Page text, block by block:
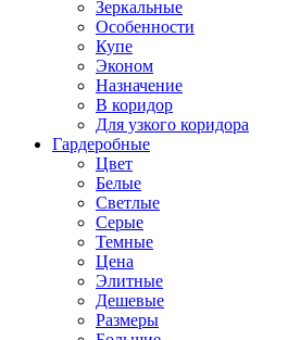
Зеркальные
Особенности
Купе
Эконом
Назначение
В коридор
Для узкого коридора
Гардеробные
Цвет
Белые
Светлые
Серые
Темные
Цена
Элитные
Дешевые
Размеры